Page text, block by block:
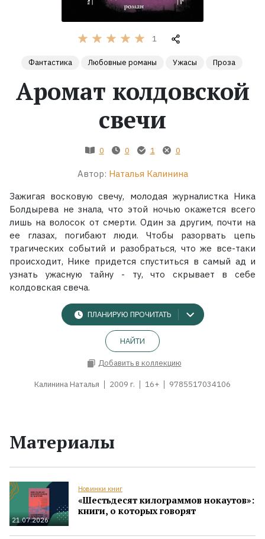
Экранизации
1
Фантастика Любовные романы Ужасы Проза
Аромат колдовской
свечи
0 0 1 0
Автор: Наталья Калинина
Зажигая восковую свечу, молодая журналистка Ника
Болдырева не знала, что этой ночью окажется всего
лишь на волосок от смерти. Один за другим, почти на
ее глазах, погибают люди. Чтобы разорвать цепь
трагических событий и разобраться, что же все-таки
происходит, Нике придется спуститься в самый ад и
узнать ужасную тайну - ту, что скрывает в себе
колдовская свеча.
ПЛАНИРУЮ ПРОЧИТАТЬ
НАЙТИ
Добавить в коллекцию
Калинина Наталья 2009 г. 16+ 9785517034106
Материалы
21.07.2026
Новинки книг
«Шестьдесят килограммов нокаутов»:
книги, о которых говорят